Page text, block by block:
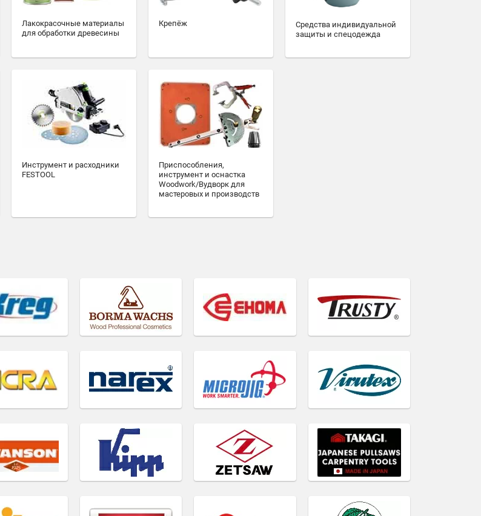
Лакокрасочные материалы
для обработки древесины
Крепёж
Средства индивидуальной
защиты и спецодежда
Инструмент и расходники
FESTOOL
Приспособления,
инструмент и оснастка
Woodwork/Вудворк для
мастеровых и производств